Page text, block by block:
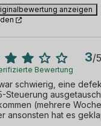
anzeigen
3/5
Bewertung
schwierig, eine
Steuerung
(mehrere
ansonsten hat es